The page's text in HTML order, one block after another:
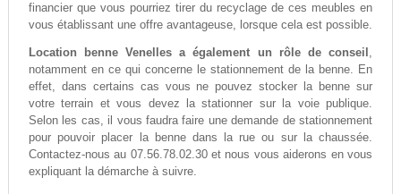
financier que vous pourriez tirer du recyclage de ces meubles en
vous établissant une offre avantageuse, lorsque cela est possible.
Location benne Venelles a également un rôle de conseil ,
notamment en ce qui concerne le stationnement de la benne. En
effet, dans certains cas vous ne pouvez stocker la benne sur
votre terrain et vous devez la stationner sur la voie publique.
Selon les cas, il vous faudra faire une demande de stationnement
pour pouvoir placer la benne dans la rue ou sur la chaussée.
Contactez-nous au 07.56.78.02.30 et nous vous aiderons en vous
expliquant la démarche à suivre.